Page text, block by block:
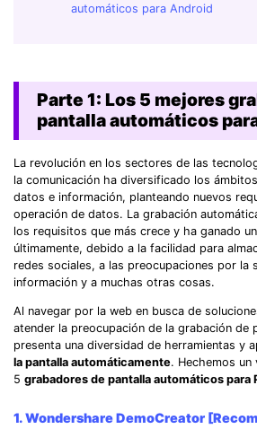
automáticos para Android
Parte 1: Los 5 mejores
pantalla automáticos
La revolución en los sectores de las
la comunicación ha diversificado los
datos e información, planteando nuevos
operación de datos. La grabación
los requisitos que más crece y ha ganado
últimamente, debido a la facilidad para
redes sociales, a las preocupaciones por la
información y a muchas otras cosas.
Al navegar por la web en busca de
atender la preocupación de la grabación de
presenta una diversidad de herramientas y
la pantalla automáticamente. Hechemos
5 grabadores de pantalla automáticos para
1. Wondershare DemoCreator